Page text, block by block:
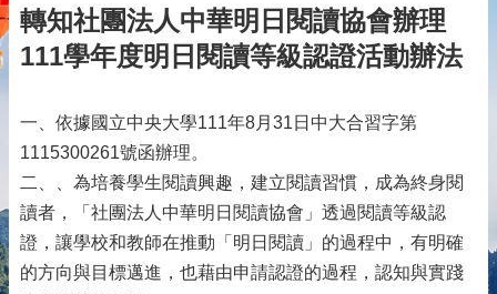
轉知社團法人中華明日閱讀協會辦理
111學年度明日閱讀等級認證活動辦法
一、依據國立中央大學111年8月31日中大合習字第
1115300261號函辦理。
二、、為培養學生閱讀興趣，建立閱讀習慣，成為終身閱
讀者，「社團法人中華明日閱讀協會」透過閱讀等級認
證，讓學校和教師在推動「明日閱讀」的過程中，有明確
的方向與目標邁進，也藉由申請認證的過程，認知與實踐